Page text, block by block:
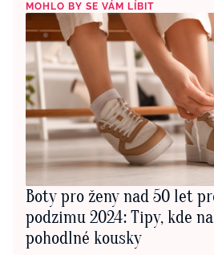
MOHLO BY SE VÁM LÍBIT
Boty pro ženy nad 50 let
podzimu 2024: Tipy, kde
pohodlné kousky